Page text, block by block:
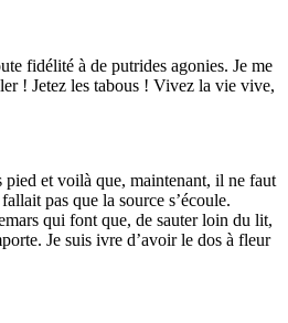
fidélité à de putrides agonies. Je me
! Jetez les tabous ! Vivez la vie vive,
pied et voilà que, maintenant, il ne faut
pas que la source s’écoule.
qui font que, de sauter loin du lit,
Je suis ivre d’avoir le dos à fleur